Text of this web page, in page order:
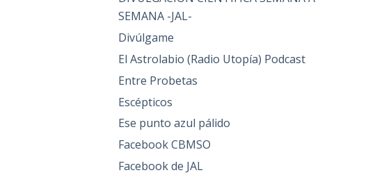
SEMANA -JAL-
Divúlgame
El Astrolabio (Radio Utopía) Podcast
Entre Probetas
Escépticos
Ese punto azul pálido
Facebook CBMSO
Facebook de JAL